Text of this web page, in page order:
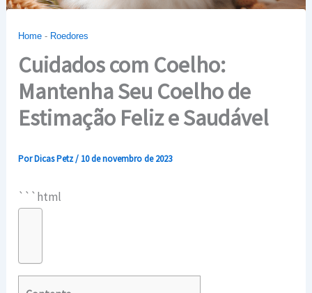
Home - Roedores
Cuidados com Coelho:
Mantenha Seu Coelho de
Estimação Feliz e Saudável
PorDicas Petz/ 10 de novembro de 2023
```html